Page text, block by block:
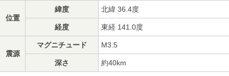
位置
緯度 北緯 36.4度
経度 東経 141.0度
震源
マグニチュード M3.5
深さ 約40km